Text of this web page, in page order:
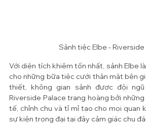
Sảnh tiệc Elbe - Riverside
Với diện tích khiêm tốn nhất, sảnh Elbe
cho những bữa tiệc cưới thân mật bên
thiết, không gian sảnh được đội
Riverside Palace trang hoàng bởi
tế, chỉnh chu và tỉ mỉ tạo cho mọi quan
sự kiện trọng đại tại đây cảm giác chu